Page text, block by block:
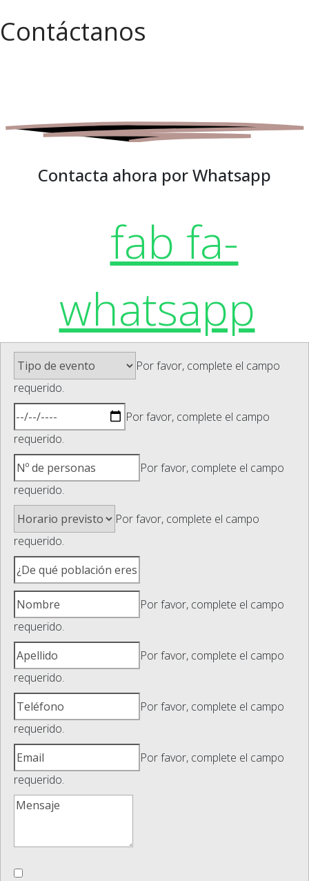
Contáctanos
Contacta ahora por Whatsapp
fab fa-
whatsapp
Por favor, complete el campo
requerido.
Por favor, complete el campo
requerido.
Por favor, complete el campo
requerido.
Por favor, complete el campo
requerido.
Por favor, complete el campo
requerido.
Por favor, complete el campo
requerido.
Por favor, complete el campo
requerido.
Por favor, complete el campo
requerido.